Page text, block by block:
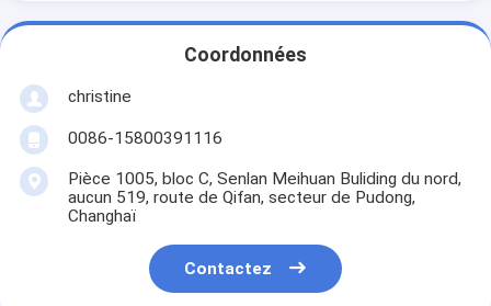
Coordonnées
christine
0086-15800391116
Pièce 1005, bloc C, Senlan Meihuan Buliding du nord,
aucun 519, route de Qifan, secteur de Pudong,
Changhaï
Contactez